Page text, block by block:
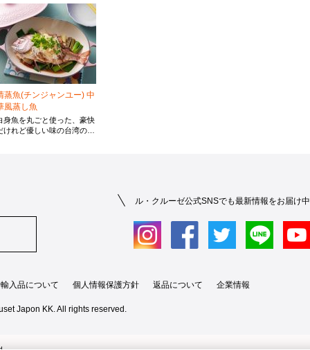
蒸魚(チンジャンユー) 中
風蒸し魚
身魚を丸ごと使った、豪快
けれど優しい味の台湾の家
ル・クルーゼ公式SNSでも最新情報をお届け中
入品について 個人情報保護方針 返品について 企業情報
Japon KK. All rights reserved.